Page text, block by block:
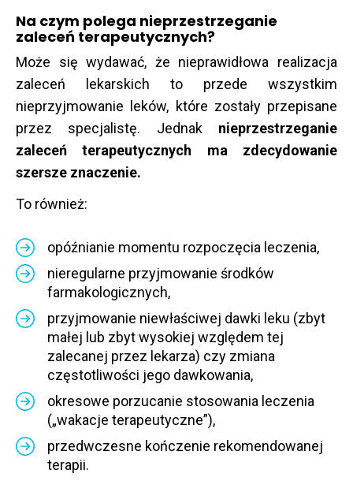
Na czym polega nieprzestrzeganie
zaleceń terapeutycznych?
Może się wydawać, że nieprawidłowa realizacja
zaleceń lekarskich to przede wszystkim
nieprzyjmowanie leków, które zostały przepisane
przez specjalistę. Jednak nieprzestrzeganie
zaleceń terapeutycznych ma zdecydowanie
szersze znaczenie.
To również:
opóźnianie momentu rozpoczęcia leczenia,
nieregularne przyjmowanie środków
farmakologicznych,
przyjmowanie niewłaściwej dawki leku (zbyt
małej lub zbyt wysokiej względem tej
zalecanej przez lekarza) czy zmiana
częstotliwości jego dawkowania,
okresowe porzucanie stosowania leczenia
(„wakacje terapeutyczne”),
przedwczesne kończenie rekomendowanej
terapii.